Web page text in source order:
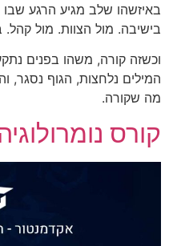
באיזשהו שלב מגיע הרגע שבו
בישיבה. מול הצוות. מול
וכשזה קורה, משהו בפנים
המילים נלחצות, הגוף נסגר,
מה שקורה.
קורס